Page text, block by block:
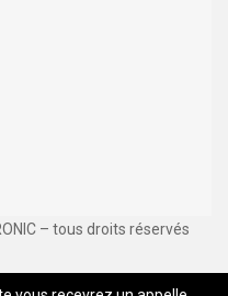
– tous droits réservés